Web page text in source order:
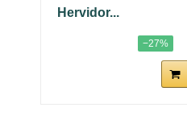
Hervidor...
−27%